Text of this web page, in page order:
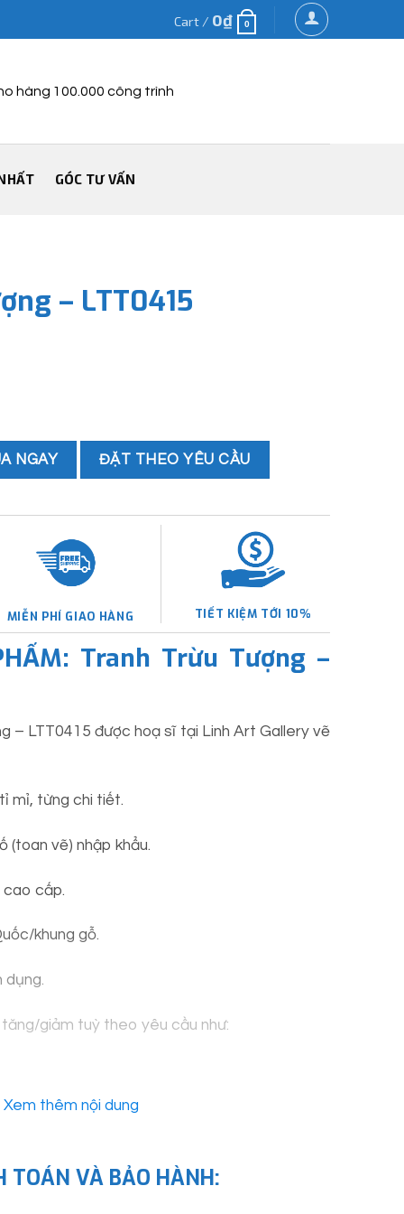
Cart / 0₫ 0
hàng 100.000 công trình
GÓC TƯ VẤN
– LTT0415
NGAY ĐẶT THEO YÊU CẦU
MIỄN PHÍ GIAO HÀNG TIẾT KIỆM TỚI 10%
Tranh Trừu Tượng –
– LTT0415 được hoạ sĩ tại Linh Art Gallery vẽ
mỉ, từng chi tiết.
(toan vẽ) nhập khẩu.
cao cấp.
khung gỗ.
dụng.
giảm tuỳ theo yêu cầu như:
cầu.
Xem thêm nội dung
TOÁN VÀ BẢO HÀNH: